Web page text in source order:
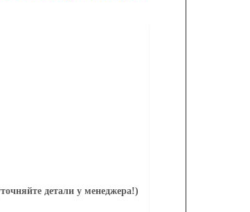
детали у менеджера!)